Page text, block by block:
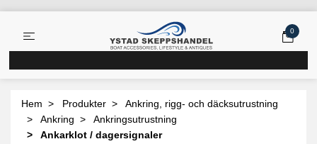
0
Hem Produkter
Ankring, rigg- och däcksutrustning
Ankring
Ankringsutrustning
Ankarklot / dagersignaler